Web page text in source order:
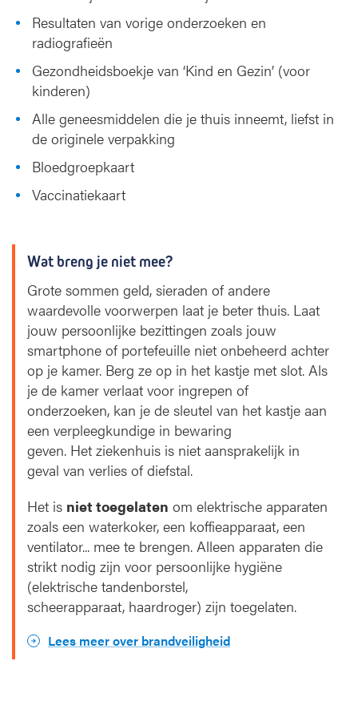
Resultaten van vorige onderzoeken en
radiografieën
Gezondheidsboekje van ‘Kind en Gezin’ (voor
kinderen)
Alle geneesmiddelen die je thuis inneemt, liefst in
de originele verpakking
Bloedgroepkaart
Vaccinatiekaart
Wat breng je niet mee?
Grote sommen geld, sieraden of andere
waardevolle voorwerpen laat je beter thuis. Laat
jouw persoonlijke bezittingen zoals jouw
smartphone of portefeuille niet onbeheerd achter
op je kamer. Berg ze op in het kastje met slot. Als
je de kamer verlaat voor ingrepen of
onderzoeken, kan je de sleutel van het kastje aan
een verpleegkundige in bewaring
geven. Het ziekenhuis is niet aansprakelijk in
geval van verlies of diefstal.
Het is niet toegelaten om elektrische apparaten
zoals een waterkoker, een koffieapparaat, een
ventilator... mee te brengen. Alleen apparaten die
strikt nodig zijn voor persoonlijke hygiëne
(elektrische tandenborstel,
scheerapparaat, haardroger) zijn toegelaten.
Lees meer over brandveiligheid